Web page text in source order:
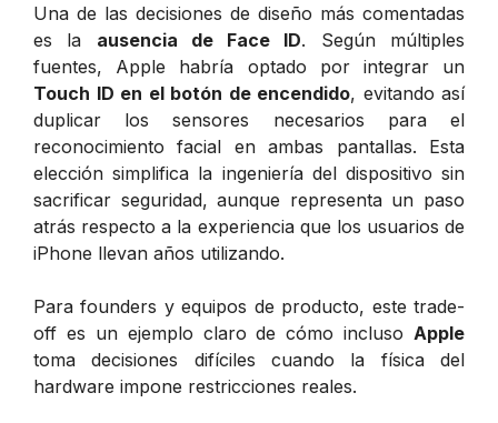
Una de las decisiones de diseño más comentadas
es la ausencia de Face ID. Según múltiples
fuentes, Apple habría optado por integrar un
Touch ID en el botón de encendido, evitando así
duplicar los sensores necesarios para el
reconocimiento facial en ambas pantallas. Esta
elección simplifica la ingeniería del dispositivo sin
sacrificar seguridad, aunque representa un paso
atrás respecto a la experiencia que los usuarios de
iPhone llevan años utilizando.
Para founders y equipos de producto, este trade-
off es un ejemplo claro de cómo incluso Apple
toma decisiones difíciles cuando la física del
hardware impone restricciones reales.